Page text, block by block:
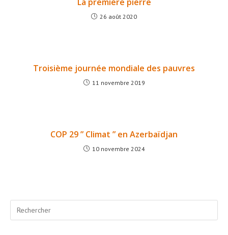
26 août 2020
Troisième journée mondiale des pauvres
11 novembre 2019
COP 29 ” Climat ” en Azerbaïdjan
10 novembre 2024